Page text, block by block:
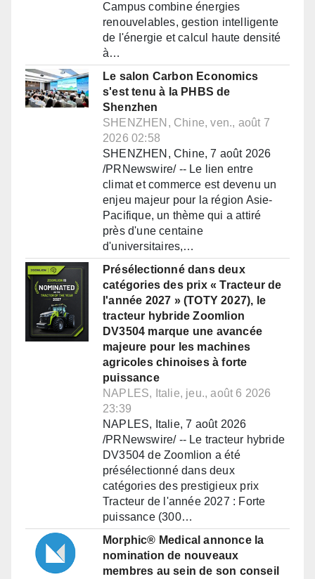
Campus combine énergies
renouvelables, gestion intelligente
de l'énergie et calcul haute densité
à…
Le salon Carbon Economics
s'est tenu à la PHBS de
Shenzhen
SHENZHEN, Chine, ven., août 7
2026 02:58
SHENZHEN, Chine, 7 août 2026
/PRNewswire/ -- Le lien entre
climat et commerce est devenu un
enjeu majeur pour la région Asie-
Pacifique, un thème qui a attiré
près d'une centaine
d'universitaires,…
Présélectionné dans deux
catégories des prix « Tracteur de
l'année 2027 » (TOTY 2027), le
tracteur hybride Zoomlion
DV3504 marque une avancée
majeure pour les machines
agricoles chinoises à forte
puissance
NAPLES, Italie, jeu., août 6 2026
23:39
NAPLES, Italie, 7 août 2026
/PRNewswire/ -- Le tracteur hybride
DV3504 de Zoomlion a été
présélectionné dans deux
catégories des prestigieux prix
Tracteur de l'année 2027 : Forte
puissance (300…
Morphic® Medical annonce la
nomination de nouveaux
membres au sein de son conseil